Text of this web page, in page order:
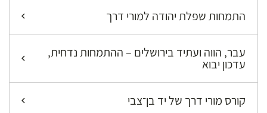
התמחות שפלת יהודה למורי דרך
עבר, הווה ועתיד בירושלים – ההתמחות נדחית,
עדכון יבוא
קורס מורי דרך של יד בן־צבי